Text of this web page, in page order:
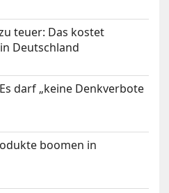
teuer: Das kostet
Deutschland
darf „keine Denkverbote
boomen in